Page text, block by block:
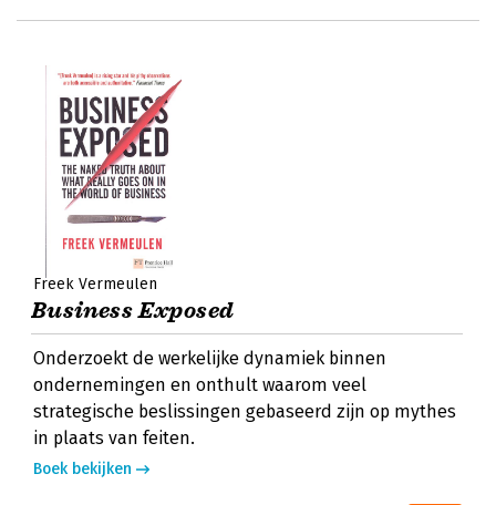
Freek Vermeulen
Business Exposed
Onderzoekt de werkelijke dynamiek binnen
ondernemingen en onthult waarom veel
strategische beslissingen gebaseerd zijn op mythes
in plaats van feiten.
Boek bekijken